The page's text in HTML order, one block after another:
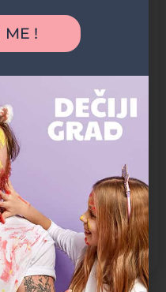
Kockice
Kreativne radionice
Penjalice
Trambolina
Vrteška
ME !